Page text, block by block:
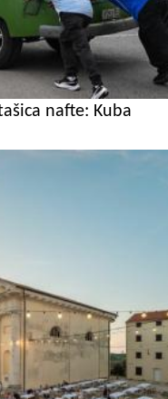
nafte: Kuba